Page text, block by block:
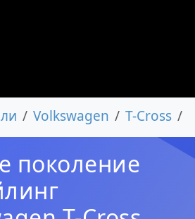
Volkswagen T-Cross
поколение